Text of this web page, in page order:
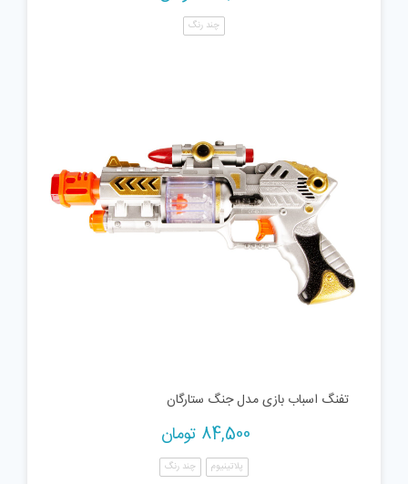
چند رنگ
تفنگ اسباب بازی مدل جنگ ستارگان
84,500 تومان
پلاتینیوم چند رنگ